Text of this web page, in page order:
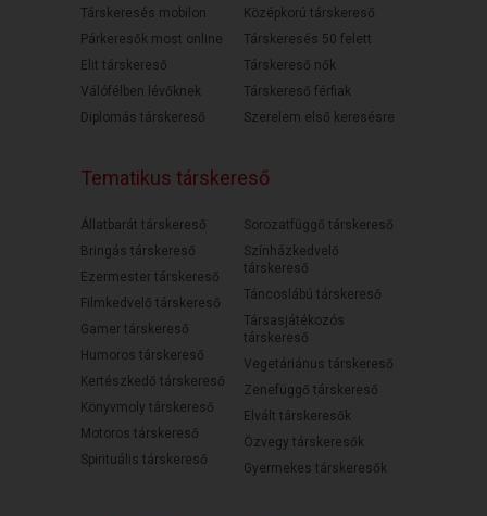
Társkeresés mobilon
Párkeresők most online
Elit társkereső
Válófélben lévőknek
Diplomás társkereső
Középkorú társkereső
Társkeresés 50 felett
Társkereső nők
Társkereső férfiak
Szerelem első keresésre
Tematikus társkereső
Állatbarát társkereső
Bringás társkereső
Ezermester társkereső
Filmkedvelő társkereső
Gamer társkereső
Humoros társkereső
Kertészkedő társkereső
Könyvmoly társkereső
Motoros társkereső
Spirituális társkereső
Sorozatfüggő társkereső
Színházkedvelő
társkereső
Táncoslábú társkereső
Társasjátékozós
társkereső
Vegetáriánus társkereső
Zenefüggő társkereső
Elvált társkeresők
Özvegy társkeresők
Gyermekes társkeresők